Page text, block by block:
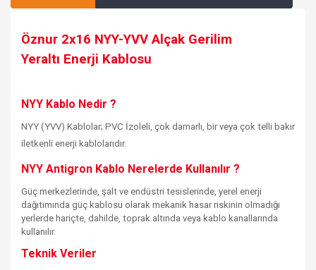
Öznur 2x16 NYY-YVV Alçak Gerilim
Yeraltı Enerji Kablosu
NYY Kablo Nedir ?
NYY (YVV) Kablolar; PVC İzoleli, çok damarlı, bir veya çok telli bakır
iletkenli enerji kablolarıdır.
NYY Antigron Kablo Nerelerde Kullanılır ?
Güç merkezlerinde, şalt ve endüstri tesislerinde, yerel enerji
dağıtımında güç kablosu olarak mekanik hasar riskinin olmadığı
yerlerde hariçte, dahilde, toprak altında veya kablo kanallarında
kullanılır.
Teknik Veriler